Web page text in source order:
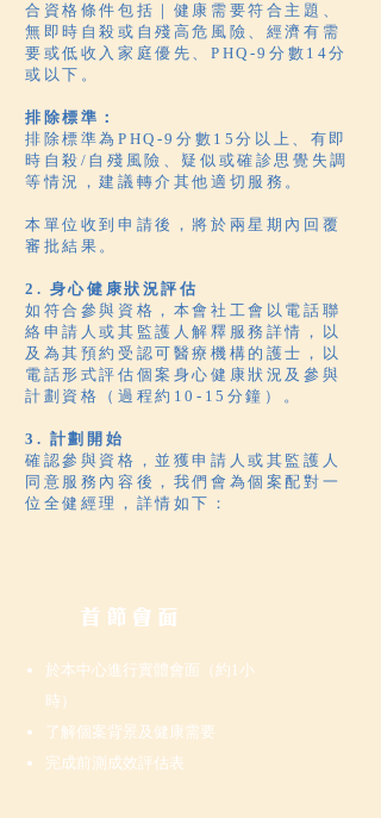
合資格條件包括｜健康需要符合主題、
無即時自殺或自殘高危風險、經濟有需
要或低收入家庭優先、PHQ-9分數14分
或以下。
排除標準：
排除標準為PHQ-9分數15分以上、有即
時自殺/自殘風險、疑似或確診思覺失調
等情況，建議轉介其他適切服務。
本單位收到申請後，將於兩星期內回覆
審批結果。
2. 身心健康狀況評估
如符合參與資格，本會社工會以電話聯
絡申請人或其監護人解釋服務詳情，以
及為其預約受認可醫療機構的護士，以
電話形式評估個案身心健康狀況及參與
計劃資格（過程約10-15分鐘）。
3. 計劃開始
確認參與資格，並獲申請人或其監護人
同意服務內容後，我們會為個案配對一
位全健經理，詳情如下：
首節會面
於本中心進行實體會面（約1小
時）
了解個案背景及健康需要
完成前測成效評估表